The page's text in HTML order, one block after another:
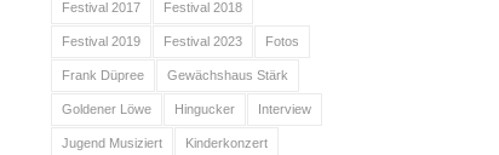
Festival 2017 Festival 2018
Festival 2019 Festival 2023 Fotos
Frank Düpree Gewächshaus Stärk
Goldener Löwe Hingucker Interview
Jugend Musiziert Kinderkonzert